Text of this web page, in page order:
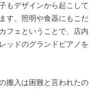
もデザインから起こして
す。照明や食器にもこだ
フェということで、店内
ッドのグランドピアノを
搬入は困難と言われたの